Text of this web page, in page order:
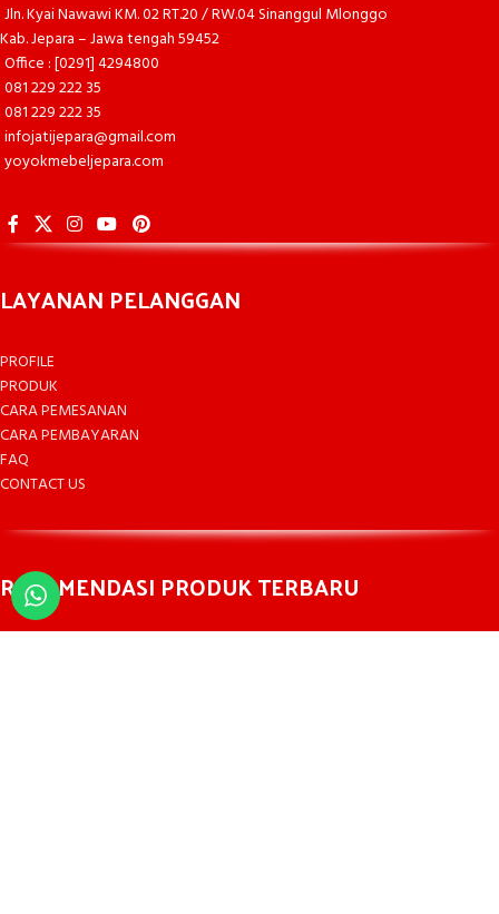
Jln. Kyai Nawawi KM. 02 RT.20 / RW.04 Sinanggul Mlonggo
Kab. Jepara – Jawa tengah 59452
Office : [0291] 4294800
081 229 222 35
081 229 222 35
infojatijepara@gmail.com
yoyokmebeljepara.com
LAYANAN PELANGGAN
PROFILE
PRODUK
CARA PEMESANAN
CARA PEMBAYARAN
FAQ
CONTACT US
REKOMENDASI PRODUK TERBARU